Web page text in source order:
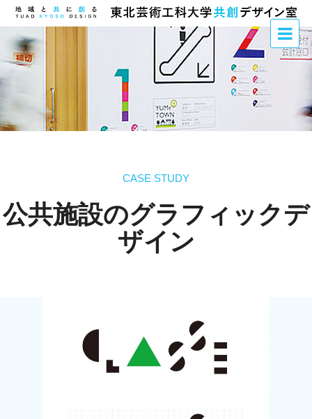
CASE STUDY
公共施設のグラフィックデ
ザイン